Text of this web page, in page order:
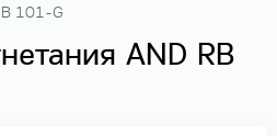
101-G
AND RB